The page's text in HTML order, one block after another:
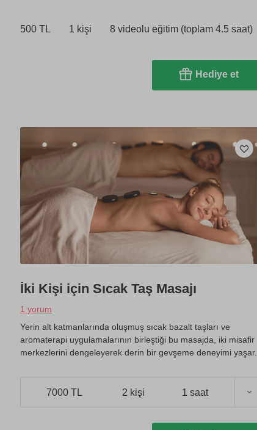
500 TL 1 kişi 8 videolu eğitim (toplam 4.5 saat)
Hediye et
İki Kişi için Sıcak Taş Masajı
1 yorum
Yerin alt katmanlarında oluşmuş sıcak bazalt taşları ve
aromaterapi uygulamalarının birleştiği bu masajda, iki misafir
merkezlerini dengeleyerek derin bir gevşeme deneyimi yaşar.
7000 TL 2 kişi 1 saat